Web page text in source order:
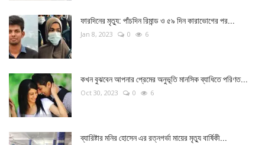
ফারদিনের মৃত্যু: পাঁচদিন রিমান্ড ও ৫৯ দিন কারাভোগের পর...
Jan 8, 2023 0 6
কখন বুঝবেন আপনার প্রেমের অনুভূতি মানসিক ব্যাধিতে পরিণত...
Oct 30, 2023 0 6
ব্যারিষ্টার মনির হোসেন এর রত্নগর্ভা মায়ের মৃত্যু বার্ষিকী...